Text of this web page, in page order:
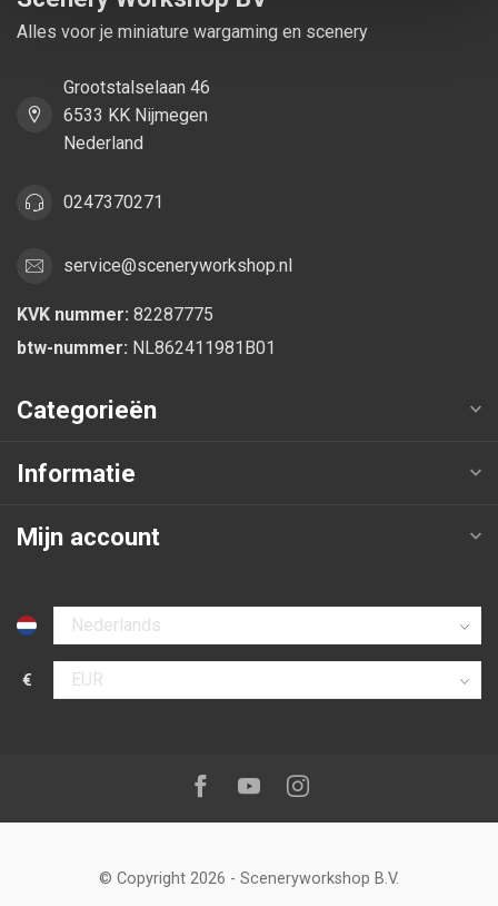
Alles voor je miniature wargaming en scenery
Grootstalselaan 46
6533 KK Nijmegen
Nederland
0247370271
service@sceneryworkshop.nl
KVK nummer: 82287775
btw-nummer: NL862411981B01
Categorieën
Informatie
Mijn account
Selecteer taal
€
Selecteer valuta
Volg ons op:Facebook
YoutubeInstagram
© Copyright 2026 - Sceneryworkshop B.V.